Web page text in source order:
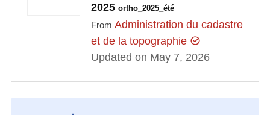
2025 ortho_2025_été
From Administration du cadastre
et de la topographie
Updated on May 7, 2026